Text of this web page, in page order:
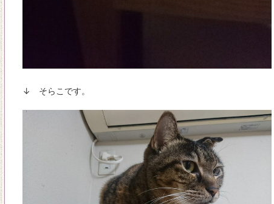
↓ そらこです。